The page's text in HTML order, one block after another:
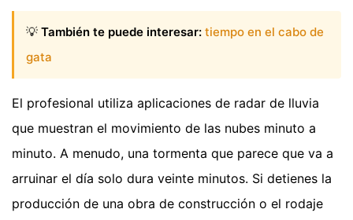
💡 También te puede interesar: tiempo en el cabo de
gata
El profesional utiliza aplicaciones de radar de lluvia
que muestran el movimiento de las nubes minuto a
minuto. A menudo, una tormenta que parece que va a
arruinar el día solo dura veinte minutos. Si detienes la
producción de una obra de construcción o el rodaje